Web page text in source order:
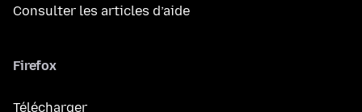
Consulter les articles d’aide
Firefox
Télécharger